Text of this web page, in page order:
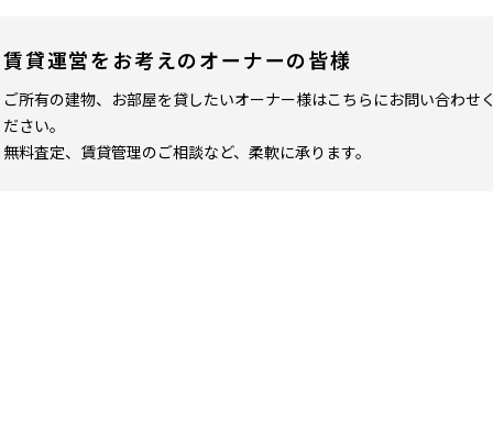
賃貸運営をお考えのオーナーの皆様
ご所有の建物、お部屋を貸したいオーナー様はこちらにお問い合わせく
ださい。
無料査定、賃貸管理のご相談など、柔軟に承ります。